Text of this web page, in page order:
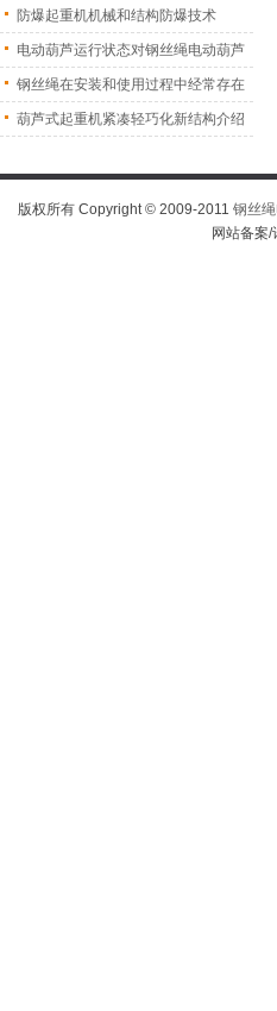
机
防爆起重机机械和结构防爆技术
电动葫芦运行状态对钢丝绳电动葫芦
振 钢丝绳在安装和使用过程中经常存在
的 葫芦式起重机紧凑轻巧化新结构介绍
版权所有 Copyright © 2009-2011 钢丝
网站备案